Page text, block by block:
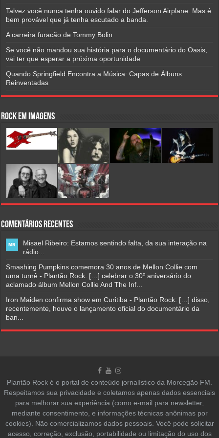
Talvez você nunca tenha ouvido falar do Jefferson Airplane. Mas é
bem provável que já tenha escutado a banda.
A carreira furacão de Tommy Bolin
Se você não mandou sua história para o documentário do Oasis,
vai ter que esperar a próxima oportunidade
Quando Springfield Encontra a Música: Capas de Álbuns
Reinventadas
Rock em Imagens
Comentários Recentes
Misael Ribeiro: Estamos sentindo falta, da sua interação na
rádio...
Smashing Pumpkins comemora 30 anos de Mellon Collie com
uma turnê - Plantão Rock: […] celebrar o 30º aniversário do
aclamado álbum Mellon Collie And The Inf...
Iron Maiden confirma show em Curitiba - Plantão Rock: […] disso,
recentemente, houve o lançamento oficial do documentário da
ban...
Plantão Rock é o portal de conteúdo jornalístico da Morcegão FM.
Respeitamos sua privacidade e coletamos apenas dados essenciais
para melhorar sua experiência (como e-mail para newsletter,
mediante consentimento, e informações técnicas anônimas por
cookies). Não comercializamos dados pessoais. Você pode solicitar
acesso, correção, exclusão, portabilidade ou limitação do uso dos